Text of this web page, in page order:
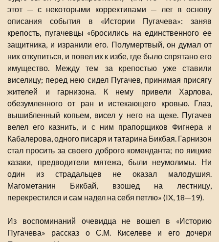
этот — с некоторыми коррективами — лег в основу
описания события в «Истории Пугачева»: заняв
крепость, пугачевцы «бросились на единственного ее
защитника, и изранили его. Полумертвый, он думал от
них откупиться, и повел их к избе, где было спрятано его
имущество. Между тем за крепостью уже ставили
виселицу; перед нею сидел Пугачев, принимая присягу
жителей и гарнизона. К нему привели Харлова,
обезумленного от ран и истекающего кровью. Глаз,
вышибленный копьем, висел у него на щеке. Пугачев
велел его казнить, и с ним прапорщиков Фигнера и
Кабалерова, одного писаря и татарина Бикбая. Гарнизон
стал просить за своего доброго коменданта; по яицкие
казаки, предводители мятежа, были неумолимы. Ни
один из страдальцев не оказал малодушия.
Магометанин Бикбай, взошед на лестницу,
перекрестился и сам надел на себя петлю» (IX, 18—19).
Из воспоминаний очевидца не вошел в «Историю
Пугачева» рассказ о С.М. Киселеве и его дочери